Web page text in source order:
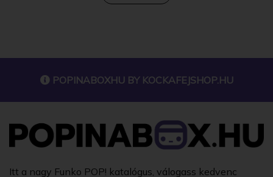
POPINABOXHU BY KOCKAFEJSHOP.HU
Itt a nagy Funko POP! katalógus, válogass kedvenc